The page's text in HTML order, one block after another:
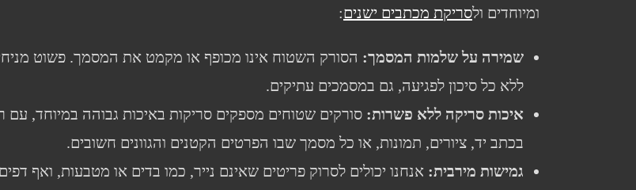
ומיוחדים ולסריקת מכתבים ישנים:
שמירה על שלמות המסמך: הסורק השטוח אינו מכופף או מקמט את המסמך. פשוט
ללא כל סיכון לפגיעה, גם במסמכים עתיקים.
איכות סריקה ללא פשרות: סורקים שטוחים מספקים סריקות באיכות גבוהה במיוחד, עם
בכתב יד, ציורים, תמונות, או כל מסמך שבו הפרטים הקטנים והגוונים חשובים.
גמישות מירבית: אנחנו יכולים לסרוק פריטים שאינם נייר, כמו בדים או מטבעות, ואף